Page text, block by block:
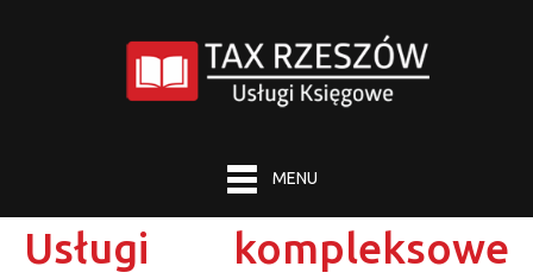
MENU
Usługi kompleksowe